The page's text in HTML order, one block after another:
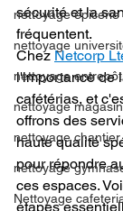
nettoyage épicerie
nettoyage
nettoyage entrepôt
nettoyage magasin
nettoyage chantier
nettoyage
Nettoyage
sécurité et la
fréquentent.
Chez Netcorp
l'importance de
cafétérias, et
offrons des
haute qualité
pour répondre
ces espaces.
étapes